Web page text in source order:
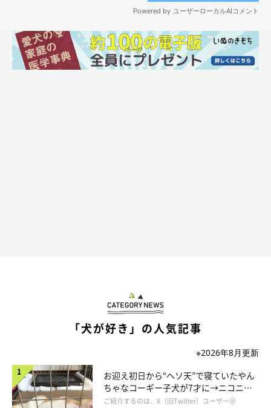
「犬が好き」の人気記事
※2026年8月更新
お迎え初日から“ヘソ天”で寝ていたやん
ちゃなコーギー子犬が7才に→ニコニ
コ“コーギースマイル”が魅力のコに成
ご紹介するのは、X（旧Twitter）ユーザー＠